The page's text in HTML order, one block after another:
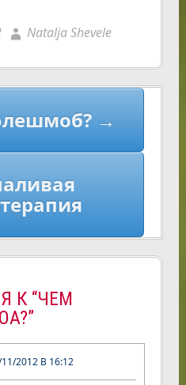
Natalja Shevele
→
К “ЧЕМ
2012 В 16:12